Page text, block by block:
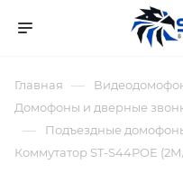
Главная —
Домофоны и дверные
— Подъездные
Коммутатор ST-S44POE